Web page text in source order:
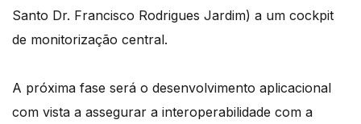
Santo Dr. Francisco Rodrigues Jardim) a um cockpit
de monitorização central.
A próxima fase será o desenvolvimento aplicacional
com vista a assegurar a interoperabilidade com a